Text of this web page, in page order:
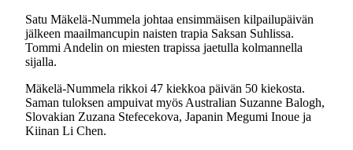
Satu Mäkelä-Nummela johtaa ensimmäisen kilpailupäivän
jälkeen maailmancupin naisten trapia Saksan Suhlissa.
Tommi Andelin on miesten trapissa jaetulla kolmannella
sijalla.
Mäkelä-Nummela rikkoi 47 kiekkoa päivän 50 kiekosta.
Saman tuloksen ampuivat myös Australian Suzanne Balogh,
Slovakian Zuzana Stefecekova, Japanin Megumi Inoue ja
Kiinan Li Chen.